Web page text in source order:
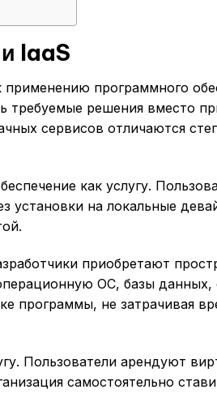
IaaS
программного
решения вместо
сервисов отличаются
как услугу.
установки на локальные
приобретают
ОС, базы данных,
программы, не затрачивая
Пользователи арендуют
самостоятельно